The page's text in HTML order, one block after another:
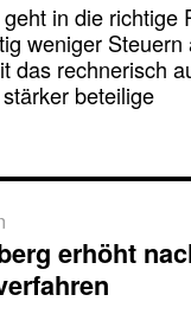
in die richtige
weniger
das rechnerisch
beteilige
erhöht